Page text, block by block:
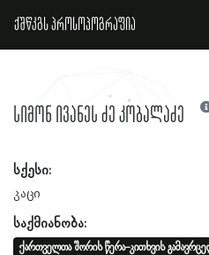
ქშწკგს პროსოპოგრაფია
სიმონ ივანეს ძე კობალაძე
სქესი:
კაცი
საქმიანობა:
ქართველთა შორის წერა-კითხვის